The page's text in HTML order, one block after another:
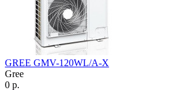
GREE GMV-120WL/A-X
Gree
0 р.